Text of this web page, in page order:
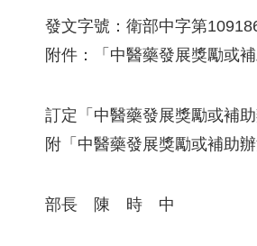
發文字號：衛部中字第
附件：「中醫藥發展獎勵或
訂定「中醫藥發展獎勵或補助
附「中醫藥發展獎勵或補助辦
部長 陳 時 中